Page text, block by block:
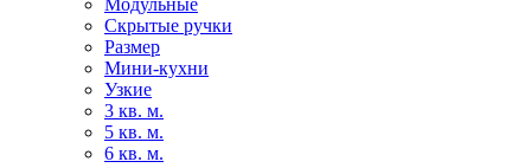
Модульные
Скрытые ручки
Размер
Мини-кухни
Узкие
3 кв. м.
5 кв. м.
6 кв. м.